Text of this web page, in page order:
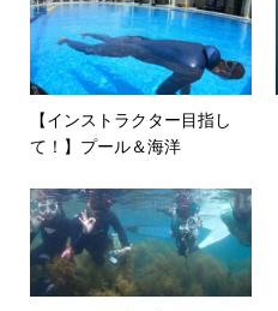
【インストラクター目指し
て！】プール＆海洋